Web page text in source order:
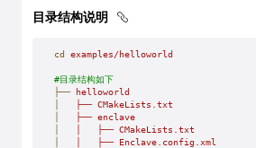
目录结构说明
cd examples/helloworld
#目录结构如下
├── helloworld
   ├──
CMakeLists.txt
   ├──
enclave
   ├──
CMakeLists.txt
   ├──
Enclave.config.xml